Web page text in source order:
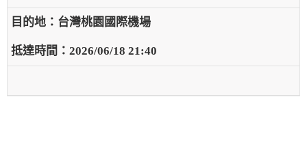
台灣桃園國際機場
2026/06/18 21:40